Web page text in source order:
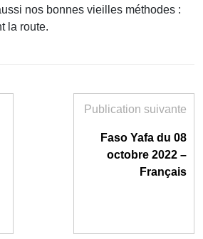
nos bonnes vieilles méthodes :
la route.
Publication suivante
Faso Yafa du 08
octobre 2022 –
Français